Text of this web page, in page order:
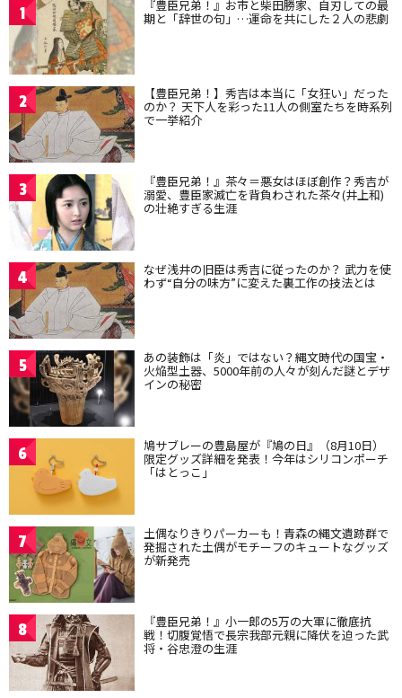
1 『豊臣兄弟！』お市と柴田勝家、自刃しての最
期と「辞世の句」…運命を共にした２人の悲劇
2 【豊臣兄弟！】秀吉は本当に「女狂い」だった
のか？ 天下人を彩った11人の側室たちを時系列
で一挙紹介
3 『豊臣兄弟！』茶々＝悪女はほぼ創作？秀吉が
溺愛、豊臣家滅亡を背負わされた茶々(井上和)
の壮絶すぎる生涯
4 なぜ浅井の旧臣は秀吉に従ったのか？ 武力を使
わず“自分の味方”に変えた裏工作の技法とは
5 あの装飾は「炎」ではない？縄文時代の国宝・
火焔型土器、5000年前の人々が刻んだ謎とデザ
インの秘密
6 鳩サブレーの豊島屋が『鳩の日』（8月10日）
限定グッズ詳細を発表！今年はシリコンポーチ
「はとっこ」
7 土偶なりきりパーカーも！青森の縄文遺跡群で
発掘された土偶がモチーフのキュートなグッズ
が新発売
8 『豊臣兄弟！』小一郎の5万の大軍に徹底抗
戦！切腹覚悟で長宗我部元親に降伏を迫った武
将・谷忠澄の生涯